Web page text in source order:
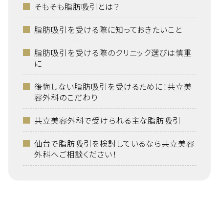
そもそも脂肪吸引とは？
脂肪吸引を受ける際に知っておきたいこと
脂肪吸引を受ける際のクリニック選びは慎重
に
後悔しない脂肪吸引を受けるために！共立美
容外科のこだわり
共立美容外科で受けられる主な脂肪吸引
仙台で脂肪吸引を検討しているなら共立美容
外科へご相談ください！